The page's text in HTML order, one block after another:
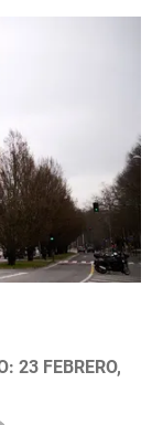
23 FEBRERO,